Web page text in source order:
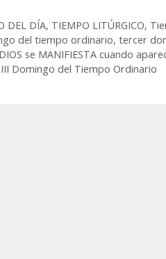
DEL DÍA, TIEMPO LITÚRGICO,
del tiempo ordinario,tercer
se MANIFIESTA cuando
III Domingo del Tiempo Ordinario